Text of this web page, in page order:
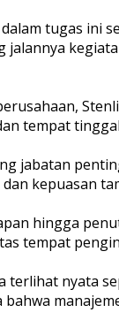
tugas ini
jalannya
tempat
jabatan
kepuasan
hingga
tempat
terlihat nyata
bahwa